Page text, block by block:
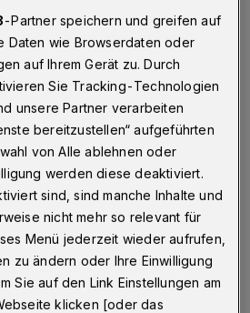
vorbereitenden Arbeiten im
werden nun die maroden Häuser
-Partner speichern und greifen auf
Daten wie Browserdaten oder
auf Ihrem Gerät zu. Durch
Sie Tracking-Technologien
unsere Partner verarbeiten
bereitzustellen“ aufgeführten
von Alle ablehnen oder
werden diese deaktiviert.
sind, sind manche Inhalte und
nicht mehr so relevant für
Menü jederzeit wieder aufrufen,
zu ändern oder Ihre Einwilligung
Sie auf den Link Einstellungen am
klicken [oder das